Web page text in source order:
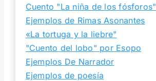
Cuento "La niña de los fósforos"
Ejemplos de Rimas Asonantes
«La tortuga y la liebre"
"Cuento del lobo" por Esopo
Ejemplos De Narrador
Ejemplos de poesía